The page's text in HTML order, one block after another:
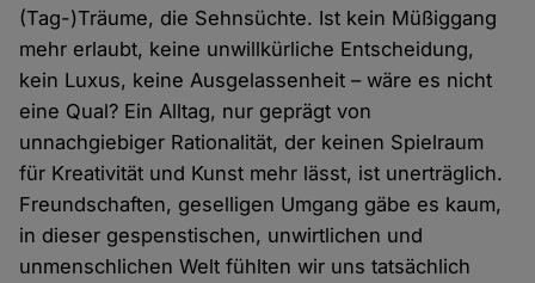
(Tag-)Träume, die Sehnsüchte. Ist kein Müßiggang
mehr erlaubt, keine unwillkürliche Entscheidung,
kein Luxus, keine Ausgelassenheit – wäre es nicht
eine Qual? Ein Alltag, nur geprägt von
unnachgiebiger Rationalität, der keinen Spielraum
für Kreativität und Kunst mehr lässt, ist unerträglich.
Freundschaften, geselligen Umgang gäbe es kaum,
in dieser gespenstischen, unwirtlichen und
unmenschlichen Welt fühlten wir uns tatsächlich